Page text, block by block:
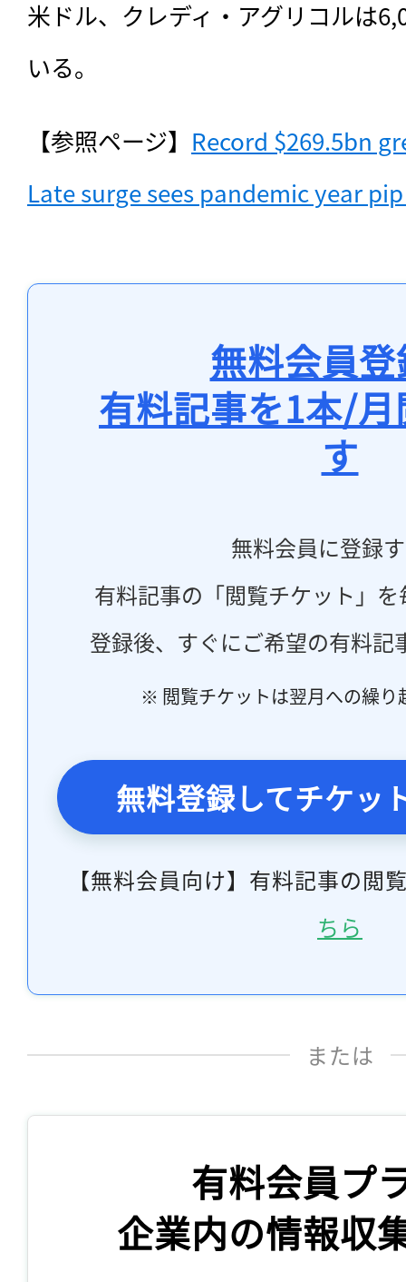
米ドル、クレディ・アグリコルは
いる。
【参照ページ】 Record $269.5bn
Late surge sees pandemic year
無料会員
有料記事を1本/
す
無料会員に登録
有料記事の「閲覧チケット」
登録後、すぐにご希望の有料記
※ 閲覧チケットは翌月への繰り
無料登録してチケッ
【無料会員向け】有料記事の閲
ちら
または
有料会員プ
企業内の情報収